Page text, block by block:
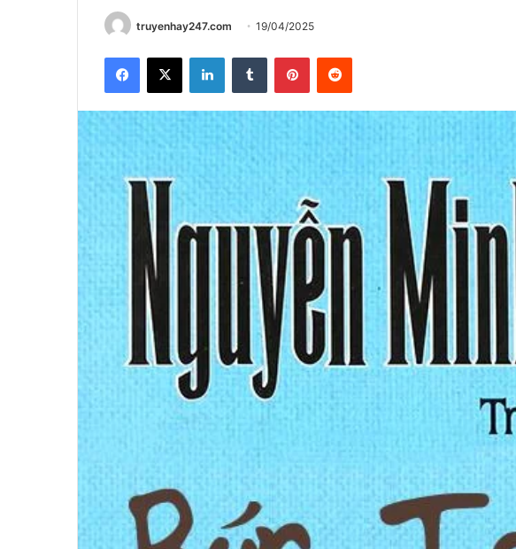
truyenhay247.com 19/04/2025